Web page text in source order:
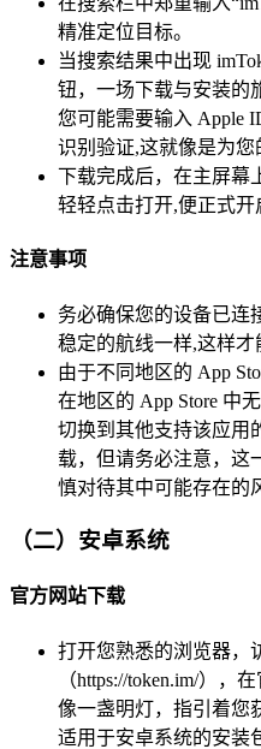
精准定位目标。
当搜索结果中出现
钮，一场下载与安装的
您可能需要输入 Apple
识别验证,这就像是为您
下载完成后，在主屏幕
轻轻点击打开,便正式开
注意事项
务必确保您的设备已连
稳定的航线一样,这样才
由于不同地区的 App
在地区的 App Store 中
切换到其他支持该应用
载，但请务必注意，这
慎对待其中可能存在的
（二）安卓系统
官方网站下载
打开您熟悉的浏览器，
（https://token.im/），
像一盏明灯，指引着您
适用于安卓系统的安装